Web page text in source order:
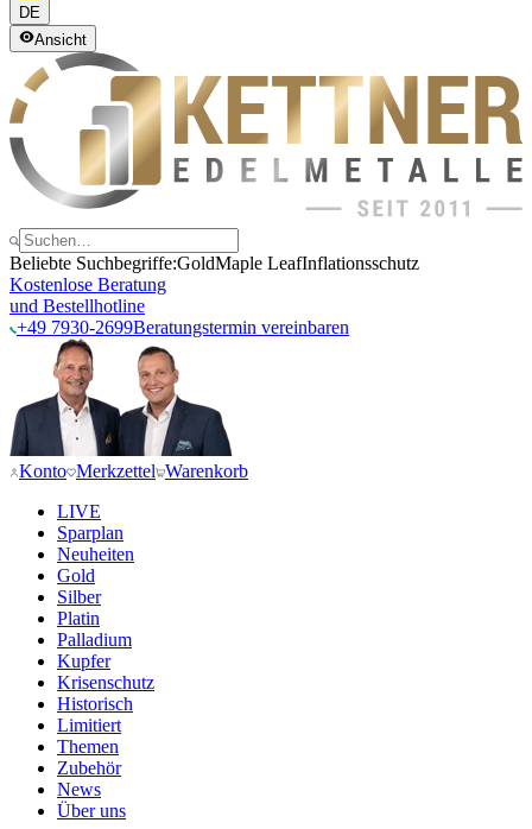
DE
Ansicht
Beliebte Suchbegriffe:GoldMaple LeafInflationsschutz
Kostenlose Beratung
und Bestellhotline
+49 7930-2699Beratungstermin vereinbaren
Konto Merkzettel Warenkorb
LIVE
Sparplan
Neuheiten
Gold
Silber
Platin
Palladium
Kupfer
Krisenschutz
Historisch
Limitiert
Themen
Zubehör
News
Über uns